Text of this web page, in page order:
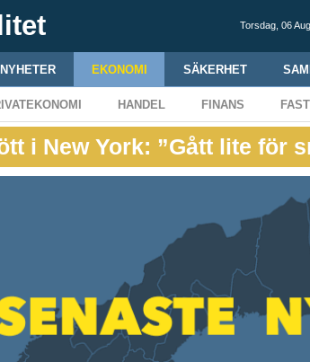
Torsdag, 06
NYHETER EKONOMI SÄKERHET
HANDEL FINANS
i New York: ”Gått lite för